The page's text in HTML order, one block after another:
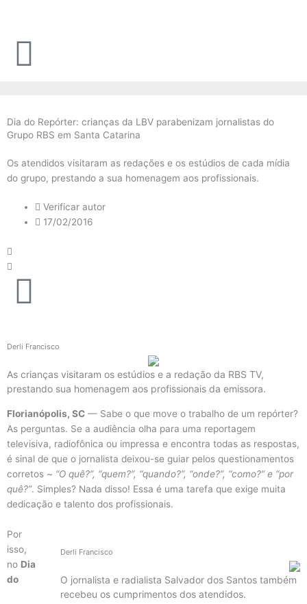
Dia do Repórter: crianças da LBV parabenizam jornalistas do
Grupo RBS em Santa Catarina
Os atendidos visitaram as redações e os estúdios de cada mídia
do grupo, prestando a sua homenagem aos profissionais.
Verificar autor
17/02/2016
Derli Francisco
As crianças visitaram os estúdios e a redação da RBS TV,
prestando sua homenagem aos profissionais da emissora.
Florianópolis, SC — Sabe o que move o trabalho de um repórter?
As perguntas. Se a audiência olha para uma reportagem
televisiva, radiofônica ou impressa e encontra todas as respostas,
é sinal de que o jornalista deixou-se guiar pelos questionamentos
corretos ~ “O quê?”, “quem?”, “quando?”, “onde?”, “como?” e “por
quê?”. Simples? Nada disso! Essa é uma tarefa que exige muita
dedicação e talento dos profissionais.
Derli Francisco
O jornalista e radialista Salvador dos Santos também
recebeu os cumprimentos dos atendidos.
Por
isso,
no Dia
do